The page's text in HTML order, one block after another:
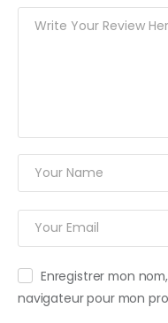
Enregistrer mon
navigateur pour mon